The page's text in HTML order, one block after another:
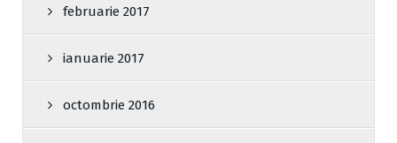
februarie 2017
ianuarie 2017
octombrie 2016